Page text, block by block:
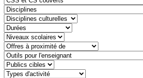
discipline
discipline-culturelle
duree
niveaux-scolaires
offre-a-proximite-de
outil-pour-lenseignant
public-cible
type-dactivite